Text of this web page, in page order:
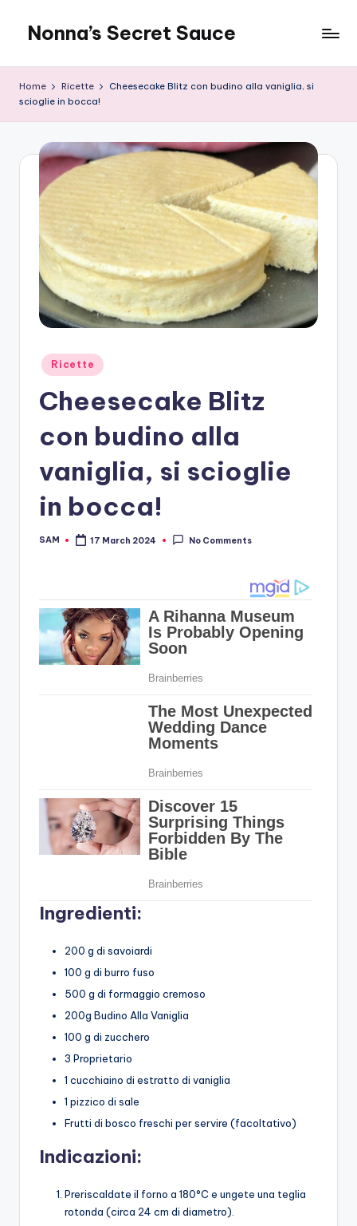
content
Nonna’s Secret Sauce
Home Ricette
Cheesecake Blitz con budino alla vaniglia, si
scioglie in bocca!
Posted
in
Ricette
Cheesecake Blitz
con budino alla
vaniglia, si scioglie
in bocca!
Posted
SAM 17 March 2024 No Comments
Ingredienti:
200 g di savoiardi
100 g di burro fuso
500 g di formaggio cremoso
200g Budino Alla Vaniglia
100 g di zucchero
3 Proprietario
1 cucchiaino di estratto di vaniglia
1 pizzico di sale
Frutti di bosco freschi per servire (facoltativo)
Indicazioni:
Preriscaldate il forno a 180°C e ungete una teglia
rotonda (circa 24 cm di diametro).